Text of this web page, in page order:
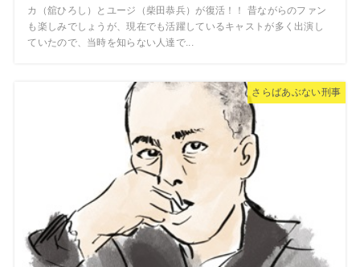
カ（舘ひろし）とユージ（柴田恭兵）が復活！！ 昔ながらのファン
も楽しみでしょうが、現在でも活躍しているキャストが多く出演し
ていたので、当時を知らない人達で...
さらばあぶない刑事